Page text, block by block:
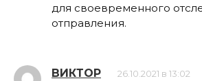
для своевременного
отправления.
ВИКТОР 26.10.2021 в 13:02